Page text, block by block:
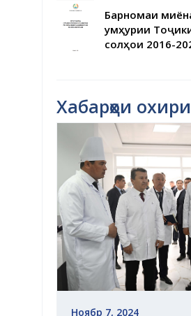
Барномаи
Ҷумҳурии
солҳои 2016-
Хабарҳои
Ноябр 7, 2024